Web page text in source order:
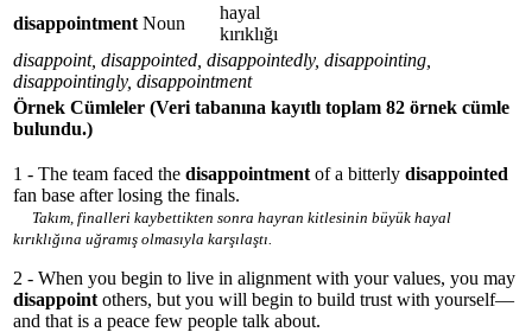
disappointment Noun
hayal
kırıklığı
disappoint, disappointed, disappointedly, disappointing,
disappointingly, disappointment
Örnek Cümleler (Veri tabanına kayıtlı toplam 82 örnek cümle
bulundu.)
1 - The team faced the disappointment of a bitterly disappointed
fan base after losing the finals.
Takım, finalleri kaybettikten sonra hayran kitlesinin büyük hayal
kırıklığına uğramış olmasıyla karşılaştı.
2 - When you begin to live in alignment with your values, you may
disappoint others, but you will begin to build trust with yourself—
and that is a peace few people talk about.